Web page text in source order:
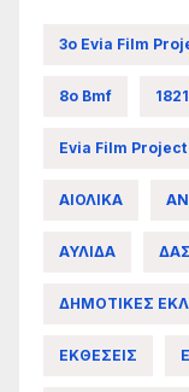
3ο Evia Film
8ο Bmf 1821
Evia Film Project
ΑΙΟΛΙΚΑ
ΑΥΛΙΔΑ
ΔΗΜΟΤΙΚΕΣ
ΕΚΘΕΣΕΙΣ